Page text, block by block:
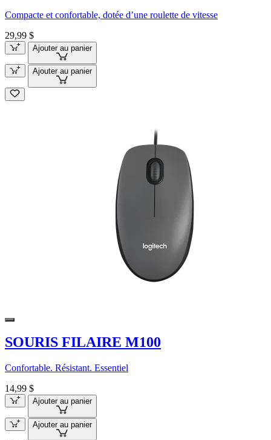
Compacte et confortable, dotée d’une roulette de vitesse
29,99 $
Ajouter au panier
Ajouter au panier
SOURIS FILAIRE M100
Confortable. Résistant. Essentiel
14,99 $
Ajouter au panier
Ajouter au panier